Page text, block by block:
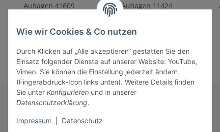
Auhagen 41609
13,50 €
Auhagen 11424
Verwaltungsgebäude
Informationen
Wie wir Cookies & Co nutzen
Durch Klicken auf „Alle akzeptieren“ gestatten Sie den
Einsatz folgender Dienste auf unserer Website: YouTube,
Vimeo. Sie können die Einstellung jederzeit ändern
(Fingerabdruck-Icon links unten). Weitere Details finden
Sie unter Konfigurieren und in unserer
Datenschutzerklärung.
Impressum Datenschutz